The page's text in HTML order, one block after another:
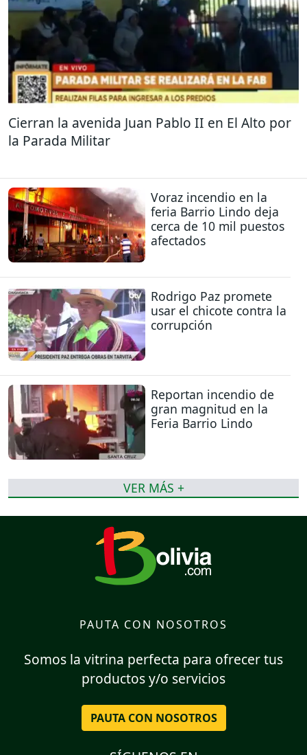
Cierran la avenida Juan Pablo II en El Alto por
la Parada Militar
Voraz incendio en la
feria Barrio Lindo deja
cerca de 10 mil puestos
afectados
Rodrigo Paz promete
usar el chicote contra la
corrupción
Reportan incendio de
gran magnitud en la
Feria Barrio Lindo
VER MÁS +
PAUTA CON NOSOTROS
Somos la vitrina perfecta para ofrecer tus
productos y/o servicios
PAUTA CON NOSOTROS